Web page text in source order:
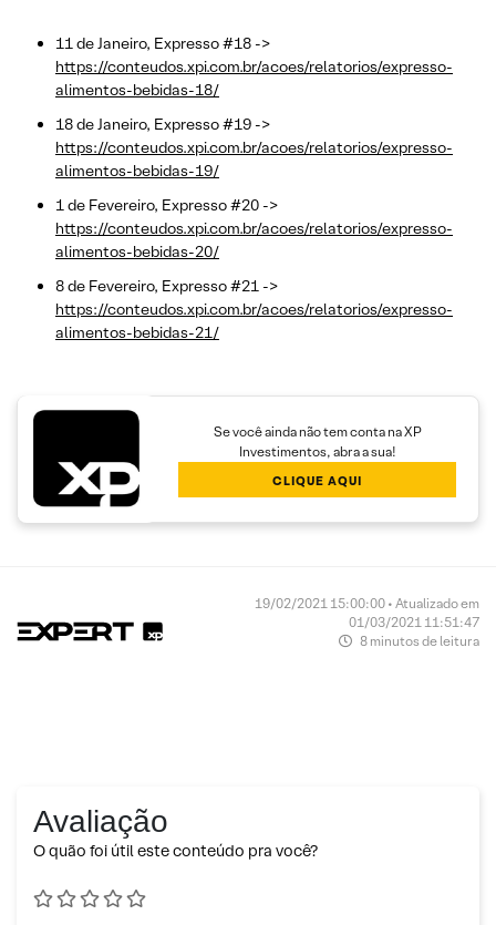
11 de Janeiro, Expresso #18 ->
https://conteudos.xpi.com.br/acoes/relatorios/expresso-
alimentos-bebidas-18/
18 de Janeiro, Expresso #19 ->
https://conteudos.xpi.com.br/acoes/relatorios/expresso-
alimentos-bebidas-19/
1 de Fevereiro, Expresso #20 ->
https://conteudos.xpi.com.br/acoes/relatorios/expresso-
alimentos-bebidas-20/
8 de Fevereiro, Expresso #21 ->
https://conteudos.xpi.com.br/acoes/relatorios/expresso-
alimentos-bebidas-21/
Se você ainda não tem conta na XP
Investimentos, abra a sua!
CLIQUE AQUI
19/02/2021 15:00:00 • Atualizado em
01/03/2021 11:51:47
8 minutos de leitura
Avaliação
O quão foi útil este conteúdo pra você?